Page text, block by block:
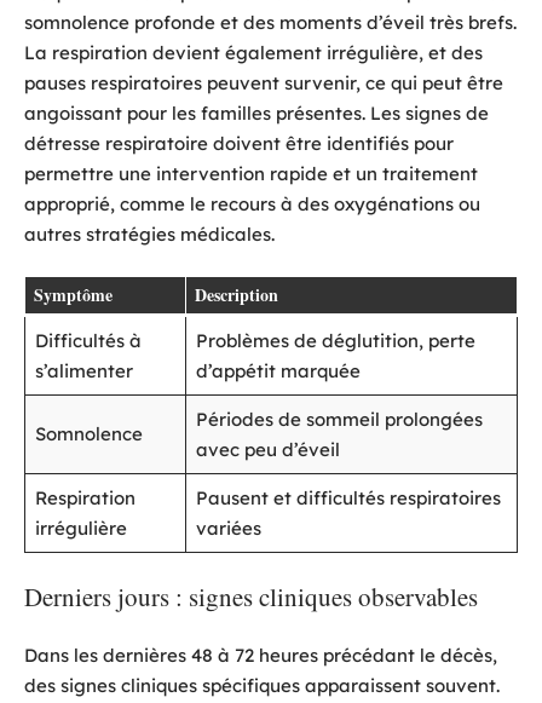
somnolence profonde et des moments d’éveil très brefs.
La respiration devient également irrégulière, et des
pauses respiratoires peuvent survenir, ce qui peut être
angoissant pour les familles présentes. Les signes de
détresse respiratoire doivent être identifiés pour
permettre une intervention rapide et un traitement
approprié, comme le recours à des oxygénations ou
autres stratégies médicales.
Symptôme Description
Difficultés à
s’alimenter
Problèmes de déglutition, perte
d’appétit marquée
Somnolence
Périodes de sommeil prolongées
avec peu d’éveil
Respiration
irrégulière
Pausent et difficultés respiratoires
variées
Derniers jours : signes cliniques observables
Dans les dernières 48 à 72 heures précédant le décès,
des signes cliniques spécifiques apparaissent souvent.